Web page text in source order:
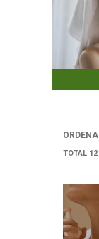
TOTAL